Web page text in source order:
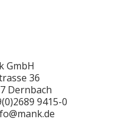
GmbH
36
Dernbach
9415-0